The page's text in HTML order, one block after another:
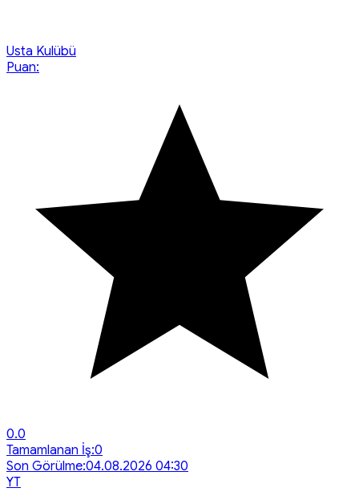
Usta Kulübü
Puan:
0.0
Tamamlanan İş:0
Son Görülme:04.08.2026 04:30
YT